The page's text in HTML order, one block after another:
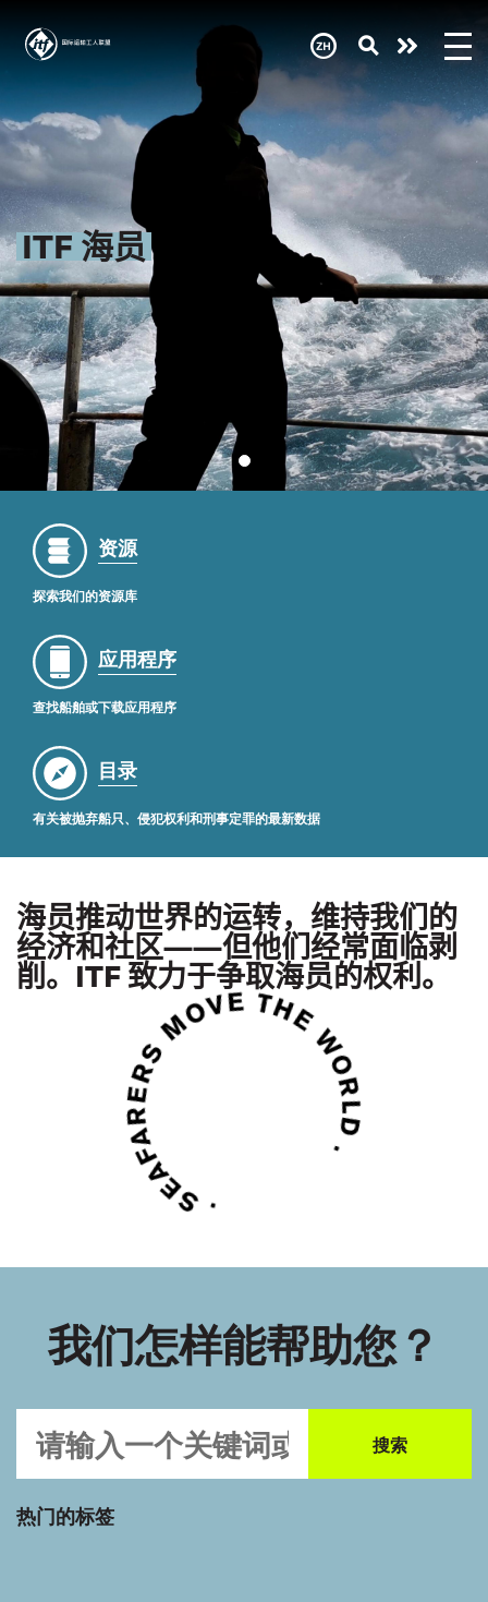
main
content Need
help
now?
ITF 海员
资源
探索我们的资源库
应用程序
查找船舶或下载应用程序
目录
有关被抛弃船只、侵犯权利和刑事定罪的最新数据
海员推动世界的运转，维持我们的
经济和社区——但他们经常面临剥
削。ITF 致力于争取海员的权利。
我们怎样能帮助您？
热门的标签